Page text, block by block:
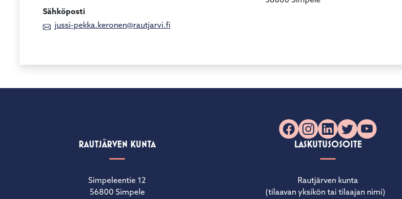
Sähköposti
jussi-pekka.keronen@rautjarvi.fi
Facebook
Instagram
LinkedIn
X YouTube
RAUTJÄRVEN KUNTA
Simpeleentie 12
56800 Simpele
LASKUTUSOSOITE
Rautjärven kunta
(tilaavan yksikön tai tilaajan nimi)